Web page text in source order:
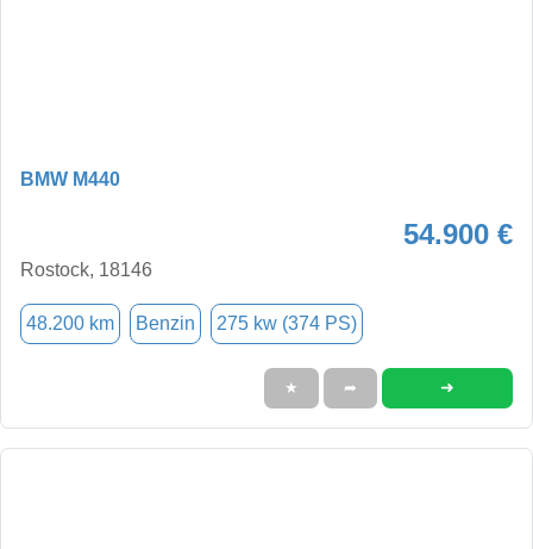
BMW M440
54.900 €
Rostock, 18146
48.200 km Benzin 275 kw (374 PS)
★ ➦ ➜